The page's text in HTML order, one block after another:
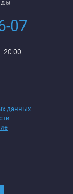
07
20:00
данных